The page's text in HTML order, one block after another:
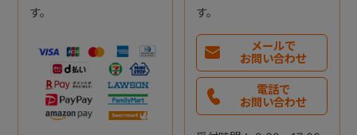
す。
す。
メールで
お問い合わせ
電話で
お問い合わせ